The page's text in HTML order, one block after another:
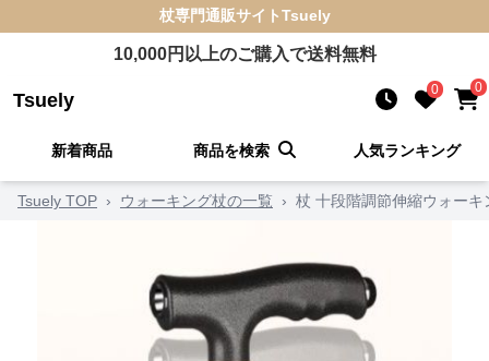
杖専門通販サイトTsuely
10,000円以上のご購入で送料無料
Tsuely 0 0
新着商品 商品を検索 人気ランキング
Tsuely TOP › ウォーキング杖の一覧 › 杖 十段階調節伸縮ウォーキ